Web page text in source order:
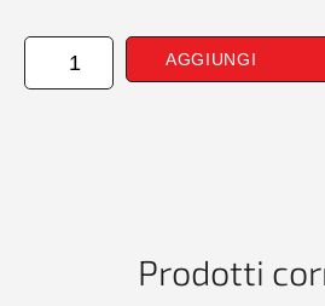
CATADIOTTRO
POSTERIORE
AGGIUNGI
Prodotti